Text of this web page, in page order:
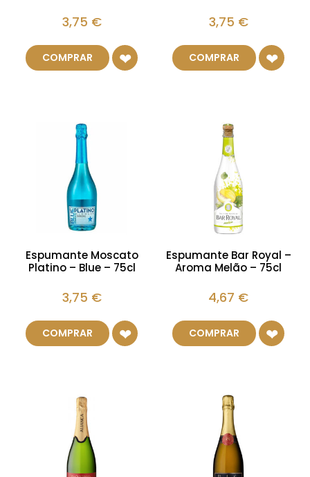
3,75 €
COMPRAR
3,75 €
COMPRAR
Espumante Moscato
Platino – Blue – 75cl
3,75 €
COMPRAR
Espumante Bar Royal –
Aroma Melão – 75cl
4,67 €
COMPRAR